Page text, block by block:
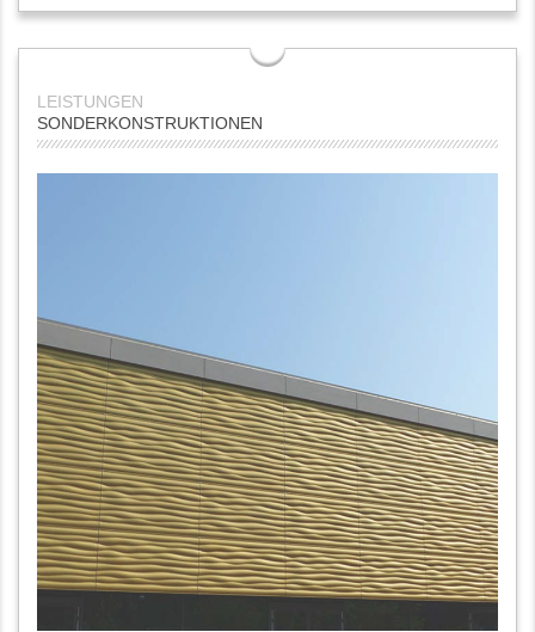
SONDER­KONSTRUKTIONEN